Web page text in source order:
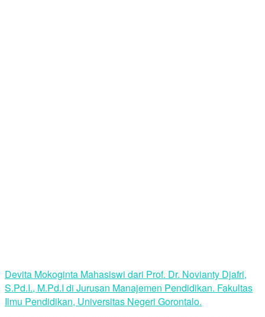
Devita Mokoginta Mahasiswi dari Prof. Dr. Novianty Djafri,
S.Pd.I., M.Pd.I di Jurusan Manajemen Pendidikan. Fakultas
Ilmu Pendidikan, Universitas Negeri Gorontalo.